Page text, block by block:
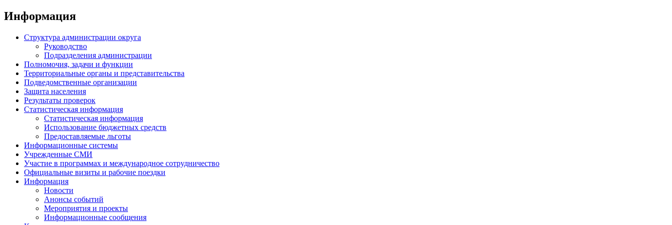
Информация
Структура администрации округа
Руководство
Подразделения администрации
Полномочия, задачи и функции
Территориальные органы и представительства
Подведомственные организации
Защита населения
Результаты проверок
Статистическая информация
Статистическая информация
Использование бюджетных средств
Предоставляемые льготы
Информационные системы
Учрежденные СМИ
Участие в программах и международное сотрудничество
Официальные визиты и рабочие поездки
Информация
Новости
Анонсы событий
Мероприятия и проекты
Информационные сообщения